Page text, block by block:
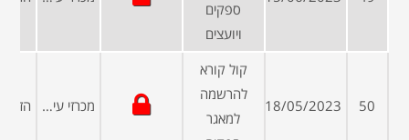
ספקים
ויועצים
50
18/05/2023
קול קורא
להרשמה
למאגר
מכרזי עיריות ומועצות